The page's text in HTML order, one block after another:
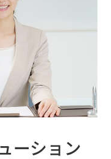
ーション